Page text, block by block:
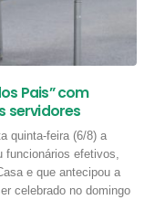
Pais” com
servidores
quinta-feira (6/8) a
funcionários efetivos,
e que antecipou a
celebrado no domingo